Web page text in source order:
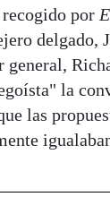
por
delgado,
general,
la
las